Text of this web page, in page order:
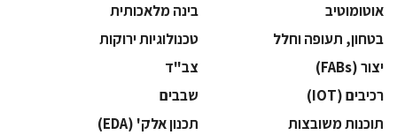
אוטומוטיב
בינה מלאכותית
בטחון, תעופה וחלל
‫טכנולוגיות ירוקות‬
‫יצור (‪(FABs‬‬
‫צב"ד‬
‫רכיבים‬ (IOT)
‫שבבים‬
‫תוכנות משובצות‬
‫תכנון אלק' (‪(EDA‬‬